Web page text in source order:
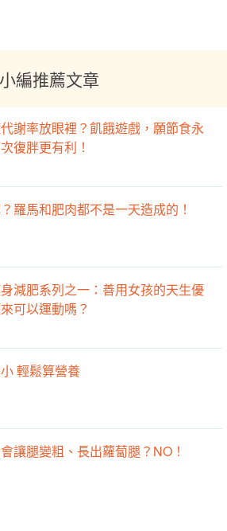
小編推薦文章
謝率放眼裡？飢餓遊戲，願節食永
復胖更有利！
羅馬和肥肉都不是一天造成的！
減肥系列之一：善用女孩的天生優
可以運動嗎？
輕鬆算營養
讓腿變粗、長出蘿蔔腿？NO！